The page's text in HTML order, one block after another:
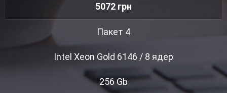
5072 грн
Пакет 4
Intel Xeon Gold 6146 / 8 ядер
256 Gb